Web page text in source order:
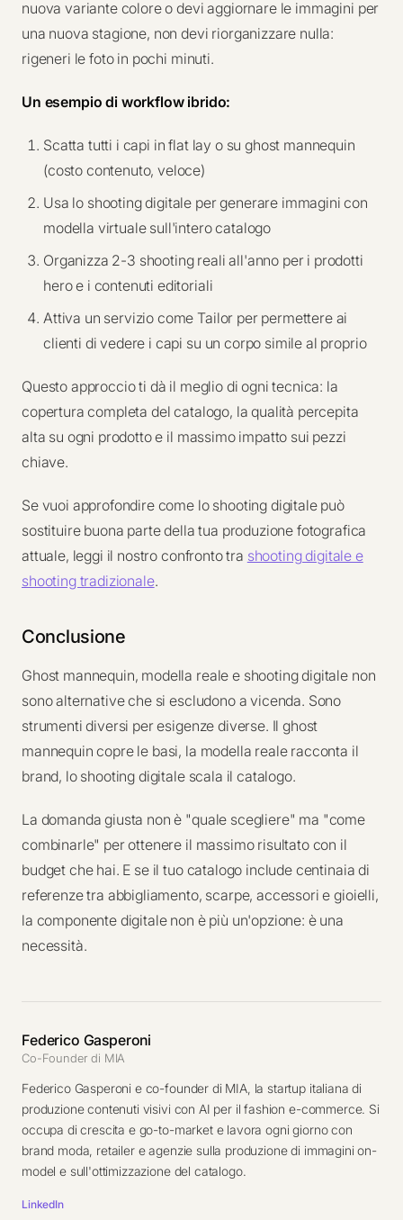
nuova variante colore o devi aggiornare le immagini per
una nuova stagione, non devi riorganizzare nulla:
rigeneri le foto in pochi minuti.
Un esempio di workflow ibrido:
Scatta tutti i capi in flat lay o su ghost mannequin
(costo contenuto, veloce)
Usa lo shooting digitale per generare immagini con
modella virtuale sull'intero catalogo
Organizza 2-3 shooting reali all'anno per i prodotti
hero e i contenuti editoriali
Attiva un servizio come Tailor per permettere ai
clienti di vedere i capi su un corpo simile al proprio
Questo approccio ti dà il meglio di ogni tecnica: la
copertura completa del catalogo, la qualità percepita
alta su ogni prodotto e il massimo impatto sui pezzi
chiave.
Se vuoi approfondire come lo shooting digitale può
sostituire buona parte della tua produzione fotografica
attuale, leggi il nostro confronto tra shooting digitale e
shooting tradizionale.
Conclusione
Ghost mannequin, modella reale e shooting digitale non
sono alternative che si escludono a vicenda. Sono
strumenti diversi per esigenze diverse. Il ghost
mannequin copre le basi, la modella reale racconta il
brand, lo shooting digitale scala il catalogo.
La domanda giusta non è "quale scegliere" ma "come
combinarle" per ottenere il massimo risultato con il
budget che hai. E se il tuo catalogo include centinaia di
referenze tra abbigliamento, scarpe, accessori e gioielli,
la componente digitale non è più un'opzione: è una
necessità.
Federico Gasperoni
Co-Founder di MIA
Federico Gasperoni e co-founder di MIA, la startup italiana di
produzione contenuti visivi con AI per il fashion e-commerce. Si
occupa di crescita e go-to-market e lavora ogni giorno con
brand moda, retailer e agenzie sulla produzione di immagini on-
model e sull'ottimizzazione del catalogo.
LinkedIn